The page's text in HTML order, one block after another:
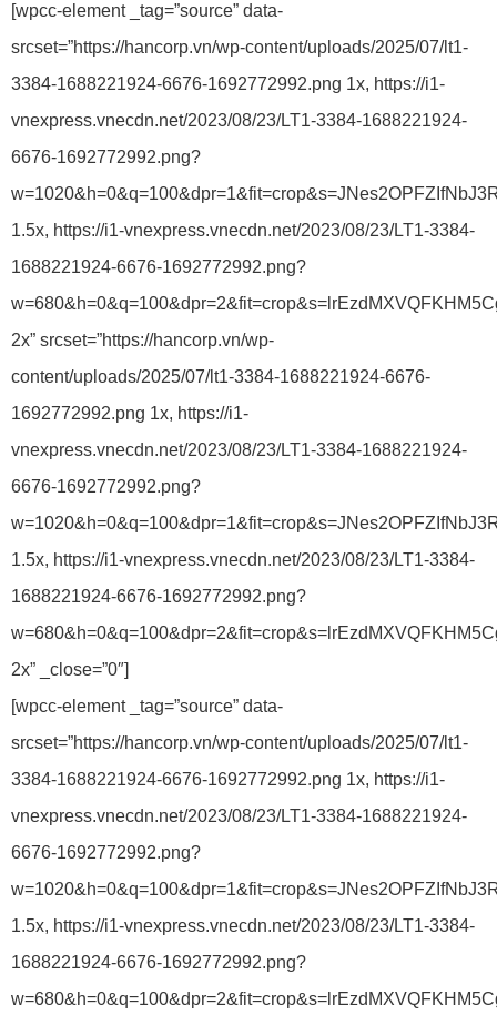
[wpcc-element _tag=”source” data-
srcset=”https://hancorp.vn/wp-content/uploads/2025/07/lt1-
3384-1688221924-6676-1692772992.png 1x, https://i1-
vnexpress.vnecdn.net/2023/08/23/LT1-3384-1688221924-
6676-1692772992.png?
1.5x, https://i1-vnexpress.vnecdn.net/2023/08/23/LT1-3384-
1688221924-6676-1692772992.png?
2x” srcset=”https://hancorp.vn/wp-
content/uploads/2025/07/lt1-3384-1688221924-6676-
1692772992.png 1x, https://i1-
vnexpress.vnecdn.net/2023/08/23/LT1-3384-1688221924-
6676-1692772992.png?
1.5x, https://i1-vnexpress.vnecdn.net/2023/08/23/LT1-3384-
1688221924-6676-1692772992.png?
2x” _close=”0″]
[wpcc-element _tag=”source” data-
srcset=”https://hancorp.vn/wp-content/uploads/2025/07/lt1-
3384-1688221924-6676-1692772992.png 1x, https://i1-
vnexpress.vnecdn.net/2023/08/23/LT1-3384-1688221924-
6676-1692772992.png?
1.5x, https://i1-vnexpress.vnecdn.net/2023/08/23/LT1-3384-
1688221924-6676-1692772992.png?